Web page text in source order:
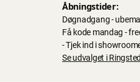
Åbningstider:
Døgnadgang -
Få kode mandag -
- Tjek ind i
Se udvalget i